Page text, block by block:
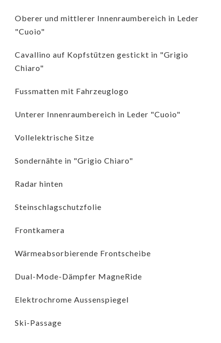
Oberer und mittlerer Innenraumbereich in Leder
"Cuoio"
Cavallino auf Kopfstützen gestickt in "Grigio
Chiaro"
Fussmatten mit Fahrzeuglogo
Unterer Innenraumbereich in Leder "Cuoio"
Vollelektrische Sitze
Sondernähte in "Grigio Chiaro"
Radar hinten
Steinschlagschutzfolie
Frontkamera
Wärmeabsorbierende Frontscheibe
Dual-Mode-Dämpfer MagneRide
Elektrochrome Aussenspiegel
Ski-Passage